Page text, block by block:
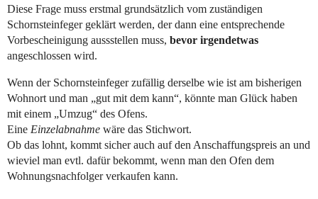
Diese Frage muss erstmal grundsätzlich vom zuständigen
Schornsteinfeger geklärt werden, der dann eine entsprechende
Vorbescheinigung aussstellen muss, bevor irgendetwas
angeschlossen wird.
Wenn der Schornsteinfeger zufällig derselbe wie ist am bisherigen
Wohnort und man „gut mit dem kann“, könnte man Glück haben
mit einem „Umzug“ des Ofens.
Eine Einzelabnahme wäre das Stichwort.
Ob das lohnt, kommt sicher auch auf den Anschaffungspreis an und
wieviel man evtl. dafür bekommt, wenn man den Ofen dem
Wohnungsnachfolger verkaufen kann.